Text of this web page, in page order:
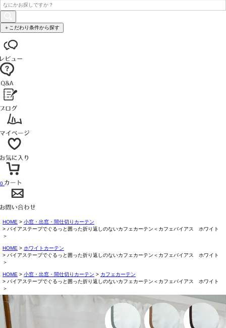
＋こだわり条件から探す
0
HOME
小窓・出窓・間仕切りカーテン
バイアステープでぐるっと囲った折り返しのないカフェカーテン＜カフェバイアス ホワイト
＞
HOME
ホワイトカーテン
バイアステープでぐるっと囲った折り返しのないカフェカーテン＜カフェバイアス ホワイト
＞
HOME 小窓・出窓・間仕切りカーテン
カフェカーテン
バイアステープでぐるっと囲った折り返しのないカフェカーテン＜カフェバイアス ホワイト
＞